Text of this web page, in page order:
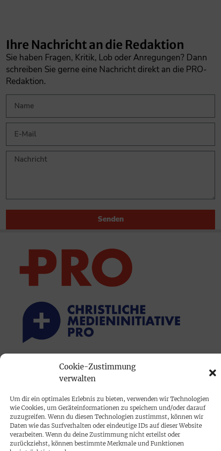
Cookie-Zustimmung
verwalten
Um dir ein optimales Erlebnis zu bieten, verwenden wir Technologien
wie Cookies, um Geräteinformationen zu speichern und/oder darauf
zuzugreifen. Wenn du diesen Technologien zustimmst, können wir
Daten wie das Surfverhalten oder eindeutige IDs auf dieser Website
verarbeiten. Wenn du deine Zustimmung nicht erteilst oder
zurückziehst, können bestimmte Merkmale und Funktionen
Ihre Nachricht an die Redaktion
Sie haben Fragen, Kritik, Lob oder Anregungen? Dann
schreiben Sie gerne eine Nachricht direkt an die PRO-
Redaktion.
Senden
PRINTAUSGABE
Mediadaten
PROKOMPAKT
Impressum